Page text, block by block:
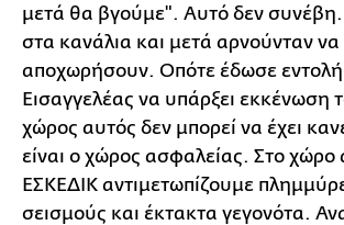
μετά θα βγούμε". Αυτό δεν
στα κανάλια και μετά αρνούνταν να
αποχωρήσουν. Οπότε έδωσε εντολή
Εισαγγελέας να υπάρξει εκκένωση
χώρος αυτός δεν μπορεί να έχει
είναι ο χώρος ασφαλείας. Στο χώρο
ΕΣΚΕΔΙΚ αντιμετωπίζουμε
σεισμούς και έκτακτα γεγονότα.